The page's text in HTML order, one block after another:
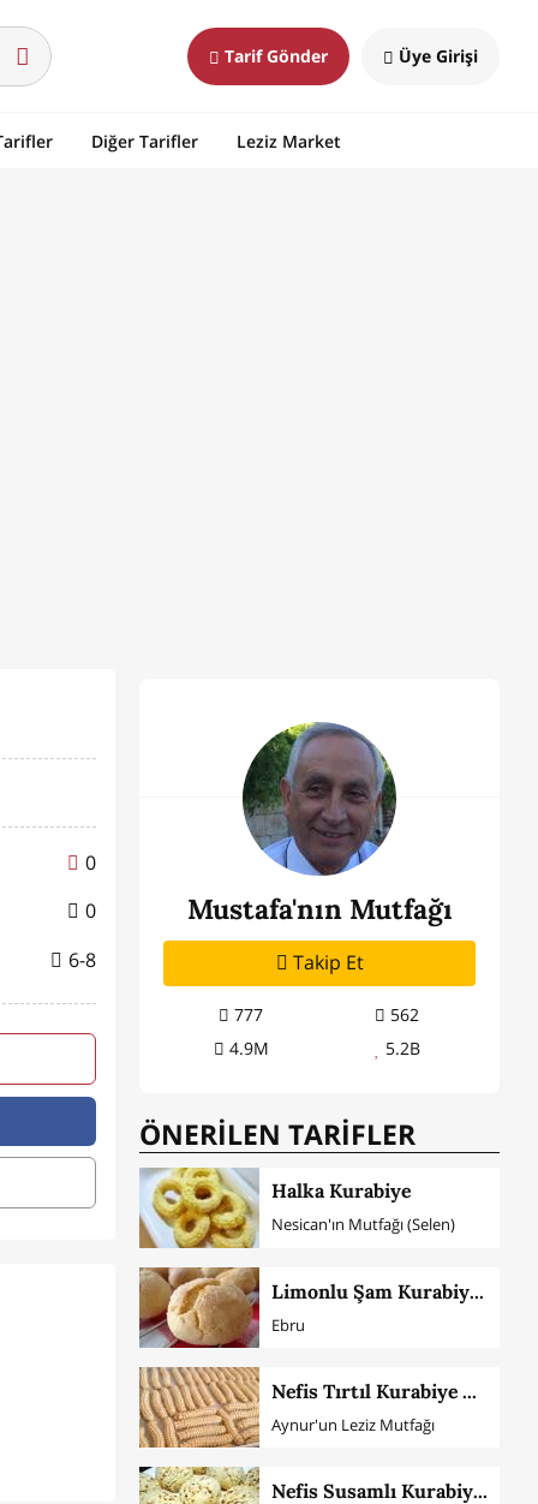
Tarif Gönder Üye Girişi
Diğer Tarifler Leziz Market
0
0
6-8
Mustafa'nın Mutfağı
Takip Et
777
562
4.9M
5.2B
ÖNERİLEN TARİFLER
Halka Kurabiye
Nesican'ın Mutfağı (Selen)
Limonlu Şam Kurabiyesi
Ebru
Nefis Tırtıl Kurabiye Yapımı
Aynur'un Leziz Mutfağı
Nefis Susamlı Kurabiye Tarifi